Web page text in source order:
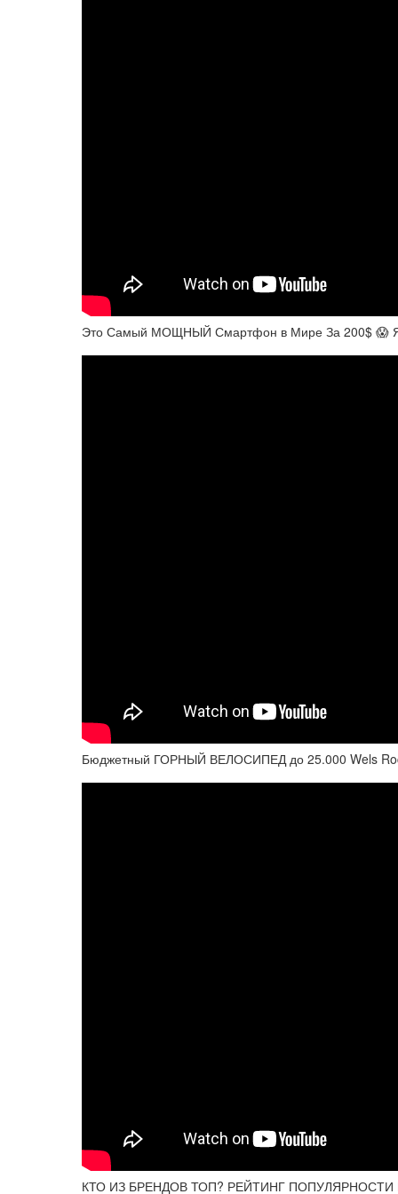
Это Самый МОЩНЫЙ Смартфон в Мире За 200$ 😱
Бюджетный ГОРНЫЙ ВЕЛОСИПЕД до 25.000 Wels
КТО ИЗ БРЕНДОВ ТОП? РЕЙТИНГ